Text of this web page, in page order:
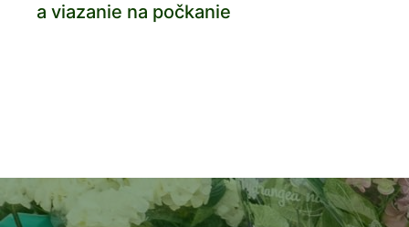
a viazanie na počkanie